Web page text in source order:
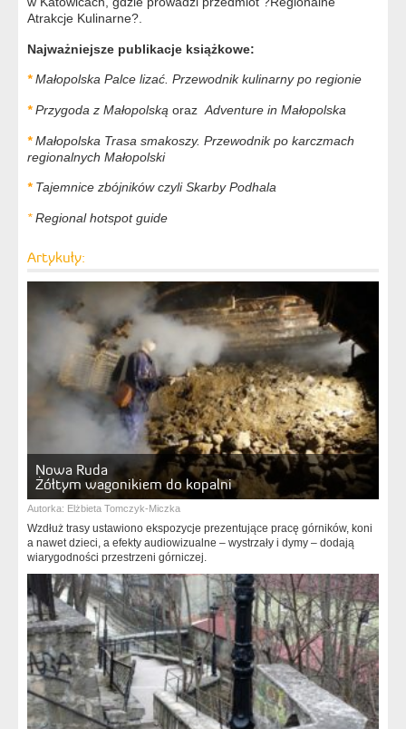
Atrakcje Kulinarne?.
Najważniejsze publikacje książkowe:
*Małopolska Palce lizać. Przewodnik kulinarny po regionie
*Przygoda z Małopolską oraz Adventure in Małopolska
*Małopolska Trasa smakoszy. Przewodnik po karczmach
regionalnych Małopolski
*Tajemnice zbójników czyli Skarby Podhala
*Regional hotspot guide
Artykuły:
Nowa Ruda
Żółtym wagonikiem do kopalni
Autorka: Elżbieta Tomczyk-Miczka
Wzdłuż trasy ustawiono ekspozycje prezentujące pracę górników, koni
a nawet dzieci, a efekty audiowizualne – wystrzały i dymy – dodają
wiarygodności przestrzeni górniczej.